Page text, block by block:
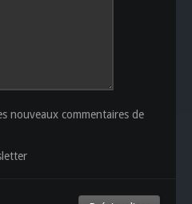
nouveaux commentaires de